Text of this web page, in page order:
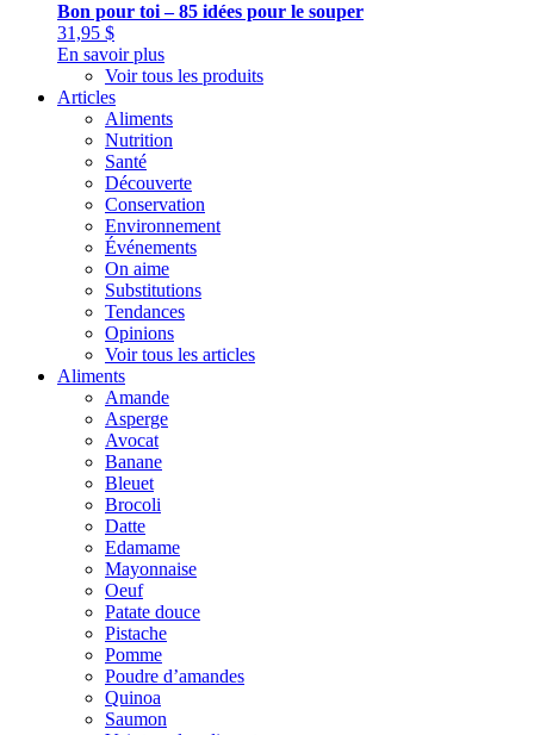
Bon pour toi – 85 idées pour le souper
31,95 $
En savoir plus
Voir tous les produits
Articles
Aliments
Nutrition
Santé
Découverte
Conservation
Environnement
Événements
On aime
Substitutions
Tendances
Opinions
Voir tous les articles
Aliments
Amande
Asperge
Avocat
Banane
Bleuet
Brocoli
Datte
Edamame
Mayonnaise
Oeuf
Patate douce
Pistache
Pomme
Poudre d’amandes
Quinoa
Saumon